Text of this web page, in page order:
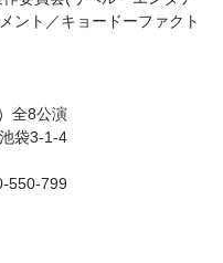
ント／キョードーファクト
全8公演
袋3-1-4
550-799